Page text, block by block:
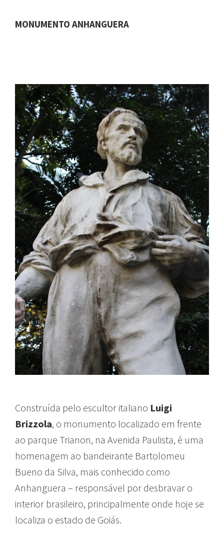
MONUMENTO ANHANGUERA
Construída pelo escultor italiano Luigi
Brizzola, o monumento localizado em frente
ao parque Trianon, na Avenida Paulista, é uma
homenagem ao bandeirante Bartolomeu
Bueno da Silva, mais conhecido como
Anhanguera – responsável por desbravar o
interior brasileiro, principalmente onde hoje se
localiza o estado de Goiás.